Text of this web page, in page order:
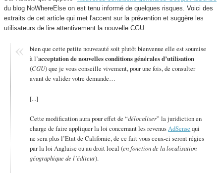
du blog NoWhereElse on est tenu informé de quelques risques. Voici des
extraits de cet article qui met l'accent sur la prévention et suggère les
utilisateurs de lire attentivement la nouvelle CGU:
bien que cette petite nouveauté soit plutôt bienvenue elle est soumise
à l’acceptation de nouvelles conditions générales d’utilisation
(CGU) que je vous conseille vivement, pour une fois, de consulter
avant de valider votre demande…
[...]
Cette modification aura pour effet de “délocaliser” la juridiction en
charge de faire appliquer la loi concernant les revenusAdSense qui
ne sera plus l’Etat de Californie, de ce fait vous ceux-ci seront régies
par la loi Anglaise ou au droit local (en fonction de la localisation
géographique de l’éditeur).